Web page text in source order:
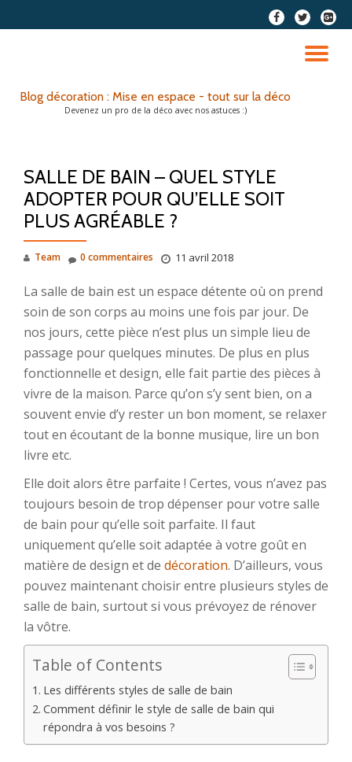
fa-
facebook
fa-
twitter
fa-
plus-
Blog décoration : Mise en espace - tout sur la déco
Devenez un pro de la déco avec nos astuces :)
SALLE DE BAIN – QUEL STYLE
ADOPTER POUR QU’ELLE SOIT
PLUS AGRÉABLE ?
Team 11 avril 2018
0 commentaires
La salle de bain est un espace détente où on prend
soin de son corps au moins une fois par jour. De
nos jours, cette pièce n’est plus un simple lieu de
passage pour quelques minutes. De plus en plus
fonctionnelle et design, elle fait partie des pièces à
vivre de la maison. Parce qu’on s’y sent bien, on a
souvent envie d’y rester un bon moment, se relaxer
tout en écoutant de la bonne musique, lire un bon
livre etc.
Elle doit alors être parfaite ! Certes, vous n’avez pas
toujours besoin de trop dépenser pour votre salle
de bain pour qu’elle soit parfaite. Il faut
uniquement qu’elle soit adaptée à votre goût en
matière de design et de décoration. D’ailleurs, vous
pouvez maintenant choisir entre plusieurs styles de
salle de bain, surtout si vous prévoyez de rénover
la vôtre.
Table of Contents
Les différents styles de salle de bain
Comment définir le style de salle de bain qui
répondra à vos besoins ?